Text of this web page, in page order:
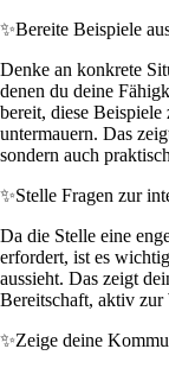
✨Bereite Beispiele
Denke an konkrete
denen du deine
bereit, diese
untermauern. Das
sondern auch
✨Stelle Fragen zur
Da die Stelle eine
erfordert, ist es
aussieht. Das zeigt
Bereitschaft, aktiv
✨Zeige deine